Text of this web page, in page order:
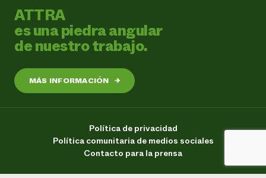
ATTRA
es una piedra angular
de nuestro trabajo.
MÁS INFORMACIÓN →
Política de privacidad
Política comunitaria de medios sociales
Contacto para la prensa